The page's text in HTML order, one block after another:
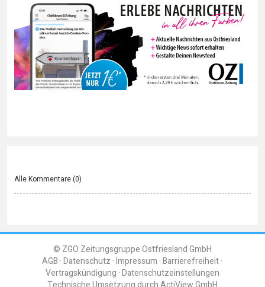
Alle Kommentare (0)
© ZGO Zeitungsgruppe Ostfriesland GmbH
AGB Datenschutz Impressum Barrierefreiheit
Vertragskündigung Datenschutzeinstellungen